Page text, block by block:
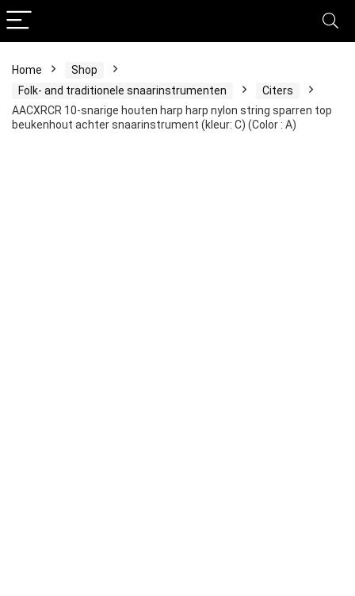
Home
Shop
Folk- and traditionele snaarinstrumenten
Citers
AACXRCR 10-snarige houten harp harp nylon string sparren top
beukenhout achter snaarinstrument (kleur: C) (Color : A)